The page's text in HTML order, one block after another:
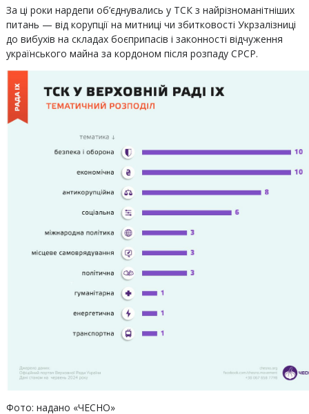
За ці роки нардепи об’єднувались у ТСК з найрізноманітніших
питань — від корупції на митниці чи збитковості Укрзалізниці
до вибухів на складах боєприпасів і законності відчуження
українського майна за кордоном після розпаду СРСР.
Фото: надано «ЧЕСНО»